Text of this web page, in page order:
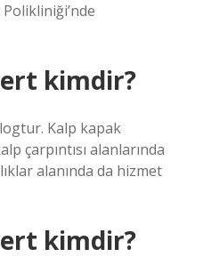
kimdir?
Kalp kapak
çarpıntısı alanlarında
alanında da hizmet
kimdir?